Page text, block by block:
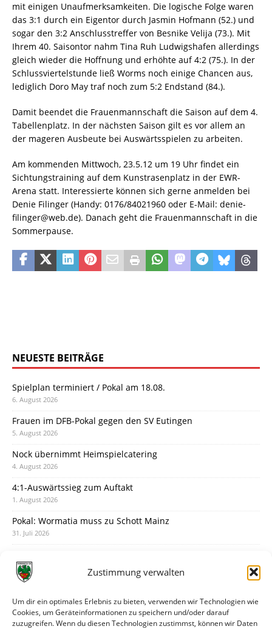
Zustimmung verwalten
Um dir ein optimales Erlebnis zu bieten, verwenden wir Technologien wie
Cookies, um Geräteinformationen zu speichern und/oder darauf
zuzugreifen. Wenn du diesen Technologien zustimmst, können wir Daten
mit einigen Unaufmerksamkeiten. Die logische Folge waren
das 3:1 durch ein Eigentor durch Jasmin Hofmann (52.) und
sogar den 3:2 Anschlusstreffer von Besnike Velija (73.). Mit
Ihrem 40. Saisontor nahm Tina Ruh Ludwigshafen allerdings
gleich wieder die Hoffnung und erhöhte auf 4:2 (75.). In der
Schlussviertelstunde ließ Worms noch einige Chancen aus,
lediglich Doro May traf noch zum 5:2 Endstand (84.).
Damit beendet die Frauenmannschaft die Saison auf dem 4.
Tabellenplatz. In der nächsten Saison gilt es vor allem an
der mageren Ausbeute bei Auswärtsspielen zu arbeiten.
Am kommenden Mittwoch, 23.5.12 um 19 Uhr findet ein
Sichtungstraining auf dem Kunstrasenplatz in der EWR-
Arena statt. Interessierte können sich gerne anmelden bei
Denie Filinger (Handy: 0176/84021960 oder E-Mail: denie-
filinger@web.de). Danach geht die Frauenmannschaft in die
Sommerpause.
NEUESTE BEITRÄGE
Spielplan terminiert / Pokal am 18.08.
6. August 2026
Frauen im DFB-Pokal gegen den SV Eutingen
5. August 2026
Nock übernimmt Heimspielcatering
4. August 2026
4:1-Auswärtssieg zum Auftakt
1. August 2026
Pokal: Wormatia muss zu Schott Mainz
31. Juli 2026
30. Juli 2026
28. Juli 2026
Neuer Rückensponsor